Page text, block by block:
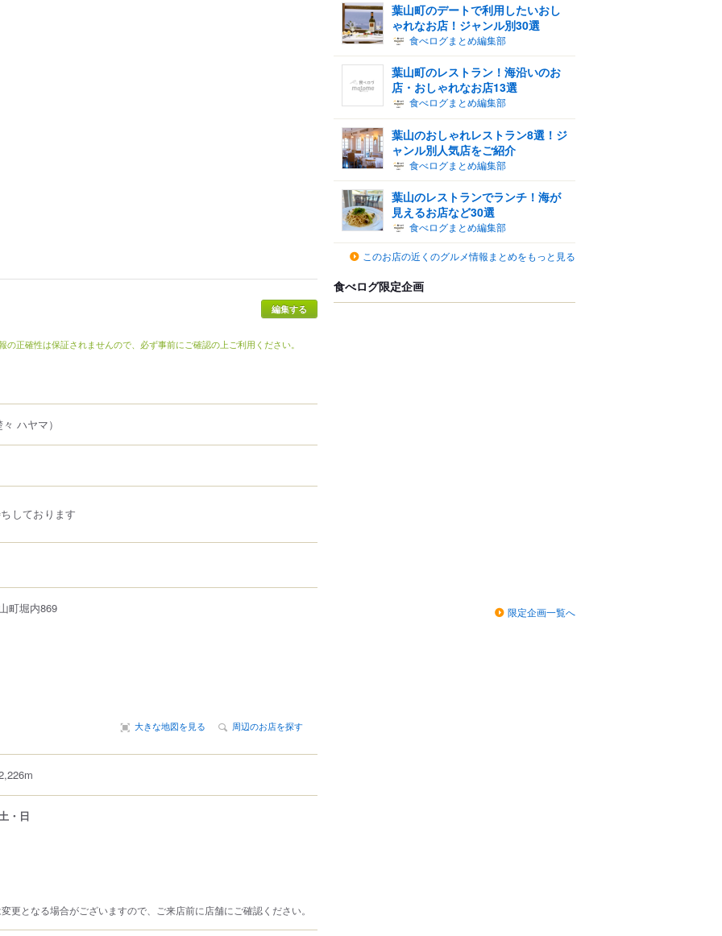
正確性は保証されませんので、必ず事前にご確認の上ご利用ください。
ハヤマ）
しております
町堀内869
大きな地図を見る 周辺のお店を探す
・日
更となる場合がございますので、ご来店前に店舗にご確認ください。
葉山町のデートで利用したいおし
ゃれなお店！ジャンル別30選
食べログまとめ編集部
葉山町のレストラン！海沿いのお
店・おしゃれなお店13選
食べログまとめ編集部
葉山のおしゃれレストラン8選！ジ
ャンル別人気店をご紹介
食べログまとめ編集部
葉山のレストランでランチ！海が
見えるお店など30選
食べログまとめ編集部
このお店の近くのグルメ情報まとめをもっと見る
食べログ限定企画
限定企画一覧へ